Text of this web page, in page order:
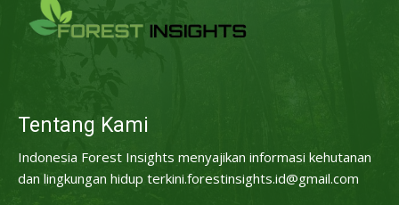
Tentang Kami
Indonesia Forest Insights menyajikan informasi kehutanan
dan lingkungan hidup terkini.forestinsights.id@gmail.com